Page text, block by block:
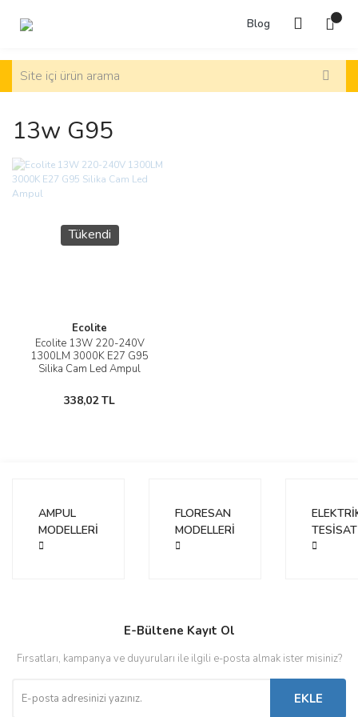
Blog
13w G95
Tükendi
Ecolite
Ecolite 13W 220-240V
1300LM 3000K E27 G95
Silika Cam Led Ampul
338,02 TL
AMPUL
MODELLERİ
FLORESAN
MODELLERİ
TESİSAT
E-Bültene Kayıt Ol
Fırsatları, kampanya ve duyuruları ile ilgili e-posta almak ister misiniz?
EKLE